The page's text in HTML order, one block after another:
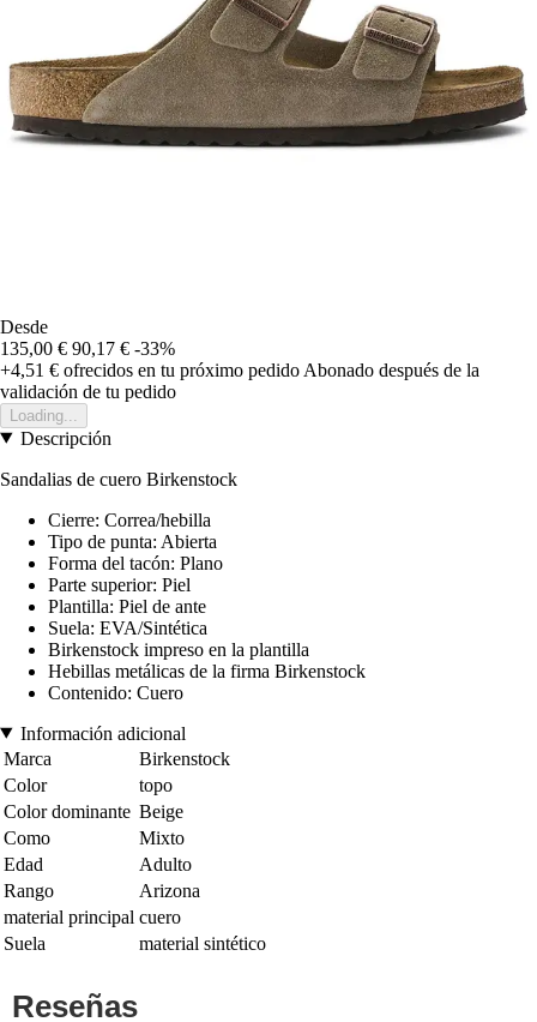
Desde
135,00 € 90,17 € -33%
+4,51 € ofrecidos en tu próximo pedido Abonado después de la
validación de tu pedido
Loading...
Descripción
Sandalias de cuero Birkenstock
Cierre: Correa/hebilla
Tipo de punta: Abierta
Forma del tacón: Plano
Parte superior: Piel
Plantilla: Piel de ante
Suela: EVA/Sintética
Birkenstock impreso en la plantilla
Hebillas metálicas de la firma Birkenstock
Contenido: Cuero
Información adicional
Marca
Birkenstock
Color
topo
Color dominante Beige
Como
Mixto
Edad
Adulto
Rango
Arizona
material principal cuero
Suela
material sintético